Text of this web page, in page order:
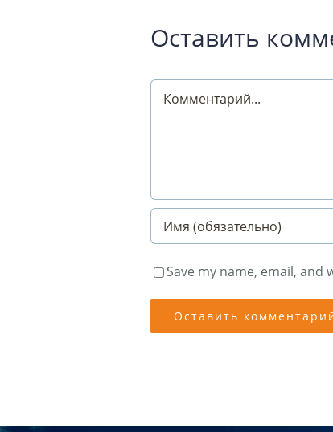
Оставить
Comment
Save my name, email,